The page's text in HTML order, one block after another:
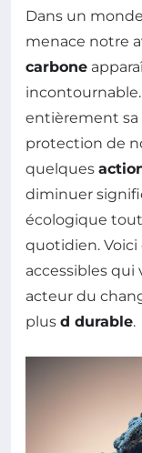
Dans un
menace notre
carbone
entièrement sa
protection de
quelques
diminuer
écologique
quotidien.
accessibles qui
acteur du
plus d durable.